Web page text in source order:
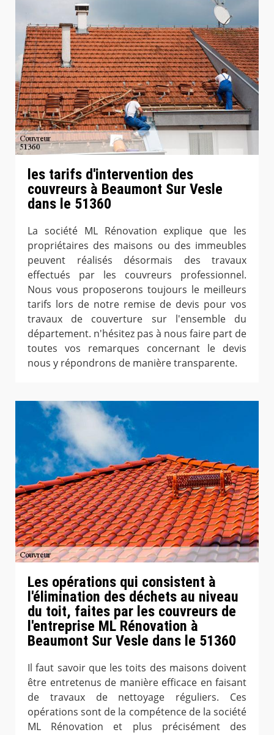
les tarifs d'intervention des
couvreurs à Beaumont Sur Vesle
dans le 51360
La société ML Rénovation explique que les
propriétaires des maisons ou des immeubles
peuvent réalisés désormais des travaux
effectués par les couvreurs professionnel.
Nous vous proposerons toujours le meilleurs
tarifs lors de notre remise de devis pour vos
travaux de couverture sur l'ensemble du
département. n'hésitez pas à nous faire part de
toutes vos remarques concernant le devis
nous y répondrons de manière transparente.
Les opérations qui consistent à
l'élimination des déchets au niveau
du toit, faites par les couvreurs de
l'entreprise ML Rénovation à
Beaumont Sur Vesle dans le 51360
Il faut savoir que les toits des maisons doivent
être entretenus de manière efficace en faisant
de travaux de nettoyage réguliers. Ces
opérations sont de la compétence de la société
ML Rénovation et plus précisément des